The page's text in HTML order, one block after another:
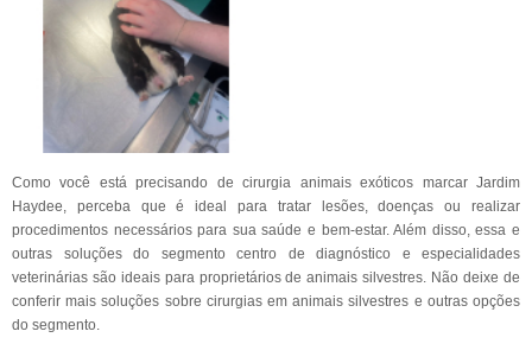
Como você está precisando de cirurgia animais exóticos marcar Jardim
Haydee, perceba que é ideal para tratar lesões, doenças ou realizar
procedimentos necessários para sua saúde e bem-estar. Além disso, essa e
outras soluções do segmento centro de diagnóstico e especialidades
veterinárias são ideais para proprietários de animais silvestres. Não deixe de
conferir mais soluções sobre cirurgias em animais silvestres e outras opções
do segmento.